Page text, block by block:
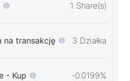
1 Share(s)
na transakcję 3 Działka
- Kup -0.0199%